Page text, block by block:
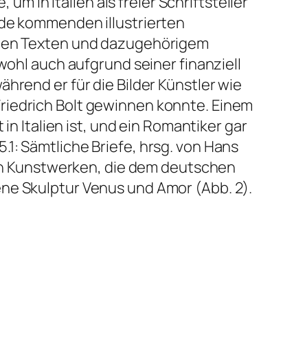
kommenden illustrierten
Texten und dazugehörigem
auch aufgrund seiner finanziell
er für die Bilder Künstler wie
Bolt gewinnen konnte. Einem
Italien ist, und ein Romantiker gar
Sämtliche Briefe, hrsg. von Hans
Kunstwerken, die dem deutschen
SkulpturVenus und Amor (Abb. 2).